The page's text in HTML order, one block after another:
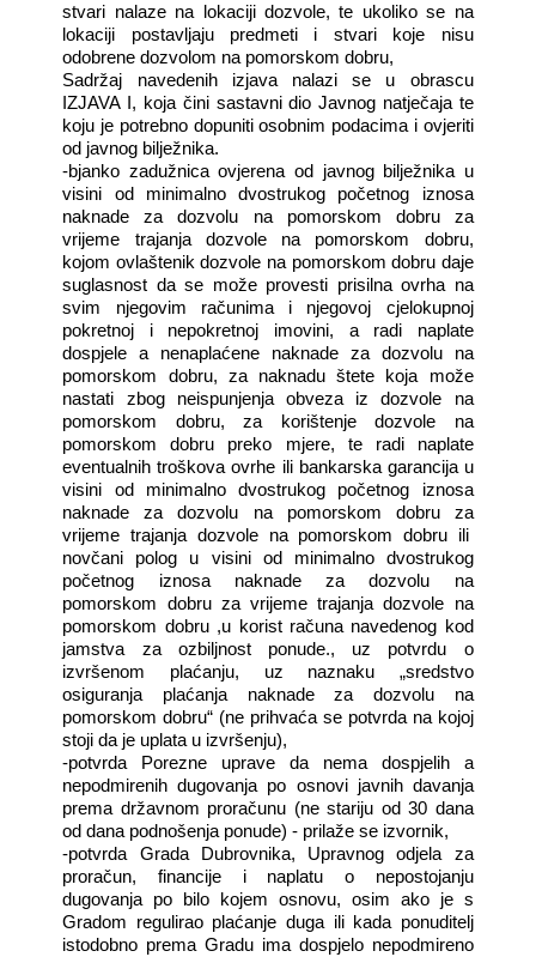
stvari nalaze na lokaciji dozvole, te ukoliko se na
lokaciji postavljaju predmeti i stvari koje nisu
odobrene dozvolom na pomorskom dobru,
Sadržaj navedenih izjava nalazi se u obrascu
IZJAVA I, koja čini sastavni dio Javnog natječaja te
koju je potrebno dopuniti osobnim podacima i ovjeriti
od javnog bilježnika.
-bjanko zadužnica ovjerena od javnog bilježnika u
visini od minimalno dvostrukog početnog iznosa
naknade za dozvolu na pomorskom dobru za
vrijeme trajanja dozvole na pomorskom dobru,
kojom ovlaštenik dozvole na pomorskom dobru daje
suglasnost da se može provesti prisilna ovrha na
svim njegovim računima i njegovoj cjelokupnoj
pokretnoj i nepokretnoj imovini, a radi naplate
dospjele a nenaplaćene naknade za dozvolu na
pomorskom dobru, za naknadu štete koja može
nastati zbog neispunjenja obveza iz dozvole na
pomorskom dobru, za korištenje dozvole na
pomorskom dobru preko mjere, te radi naplate
eventualnih troškova ovrhe ili bankarska garancija u
visini od minimalno dvostrukog početnog iznosa
naknade za dozvolu na pomorskom dobru za
vrijeme trajanja dozvole na pomorskom dobru ili
novčani polog u visini od minimalno dvostrukog
početnog iznosa naknade za dozvolu na
pomorskom dobru za vrijeme trajanja dozvole na
pomorskom dobru ,u korist računa navedenog kod
jamstva za ozbiljnost ponude., uz potvrdu o
izvršenom plaćanju, uz naznaku „sredstvo
osiguranja plaćanja naknade za dozvolu na
pomorskom dobru“ (ne prihvaća se potvrda na kojoj
stoji da je uplata u izvršenju),
-potvrda Porezne uprave da nema dospjelih a
nepodmirenih dugovanja po osnovi javnih davanja
prema državnom proračunu (ne stariju od 30 dana
od dana podnošenja ponude) - prilaže se izvornik,
-potvrda Grada Dubrovnika, Upravnog odjela za
proračun, financije i naplatu o nepostojanju
dugovanja po bilo kojem osnovu, osim ako je s
Gradom regulirao plaćanje duga ili kada ponuditelj
istodobno prema Gradu ima dospjelo nepodmireno